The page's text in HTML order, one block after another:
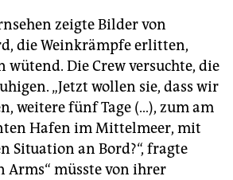
zeigte Bilder von
die Weinkrämpfe erlitten,
wütend. Die Crew versuchte, die
„Jetzt wollen sie, dass wir
weitere fünf Tage (…), zum am
Hafen im Mittelmeer, mit
Situation an Bord?“, fragte
Arms“ müsste von ihrer